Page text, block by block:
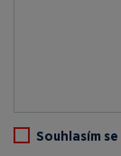
Souhlasím se